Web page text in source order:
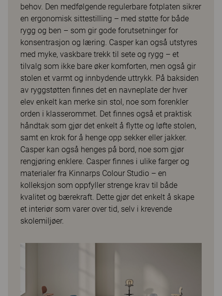
behov. Den medfølgende regulerbare fotplaten sikrer
en ergonomisk sittestilling – med støtte for både
rygg og ben – som gir gode forutsetninger for
konsentrasjon og læring. Casper kan også utstyres
med myke, vaskbare trekk til sete og rygg – et
tilvalg som ikke bare øker komforten, men også gir
stolen et varmt og innbydende uttrykk. På baksiden
av ryggstøtten finnes det en navneplate der hver
elev enkelt kan merke sin stol, noe som forenkler
orden i klasserommet. Det finnes også et praktisk
håndtak som gjør det enkelt å flytte og løfte stolen,
samt en krok for å henge opp sekker eller jakker.
Casper kan også henges på bord, noe som gjør
rengjøring enklere. Casper finnes i ulike farger og
materialer fra Kinnarps Colour Studio – en
kolleksjon som oppfyller strenge krav til både
kvalitet og bærekraft. Dette gjør det enkelt å skape
et interiør som varer over tid, selv i krevende
skolemiljøer.